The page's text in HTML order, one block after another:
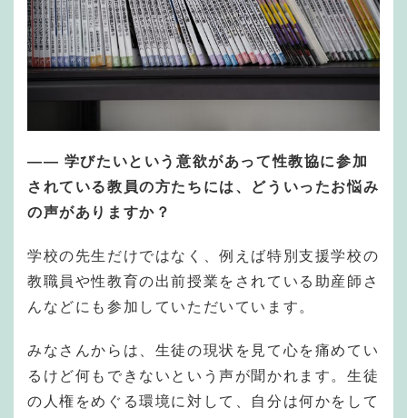
—— 学びたいという意欲があって性教協に参加
されている教員の方たちには、どういったお悩み
の声がありますか？
学校の先生だけではなく、例えば特別支援学校の
教職員や性教育の出前授業をされている助産師さ
んなどにも参加していただいています。
みなさんからは、生徒の現状を見て心を痛めてい
るけど何もできないという声が聞かれます。生徒
の人権をめぐる環境に対して、自分は何かをして